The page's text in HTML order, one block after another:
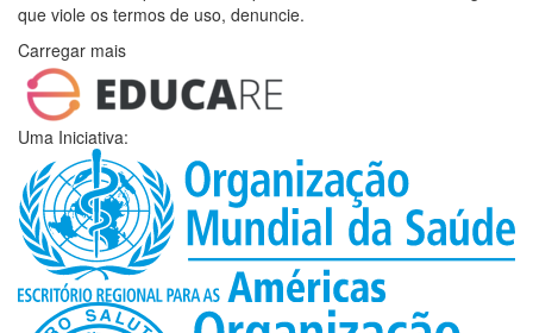
que viole os termos de uso, denuncie.
Carregar mais
Uma Iniciativa: